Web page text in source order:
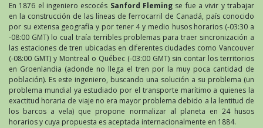
En 1876 el ingeniero escocés Sanford Fleming se fue a vivir y trabajar
en la construcción de las líneas de ferrocarril de Canadá, país conocido
por su extensa geografía y por tener 4 y medio husos horarios (-03:30 a
-08:00 GMT) lo cual traía terribles problemas para traer sincronización a
las estaciones de tren ubicadas en diferentes ciudades como Vancouver
(-08:00 GMT) y Montreal o Québec (-03:00 GMT) sin contar los territorios
en Groenlandia (adonde no llega el tren por la muy poca cantidad de
población). Es este ingeniero, buscando una solución a su problema (un
problema mundial ya estudiado por el transporte marítimo a quienes la
exactitud horaria de viaje no era mayor problema debido a la lentitud de
los barcos a vela) que propone normalizar al planeta en 24 husos
horarios y cuya propuesta es aceptada internacionalmente en 1884.